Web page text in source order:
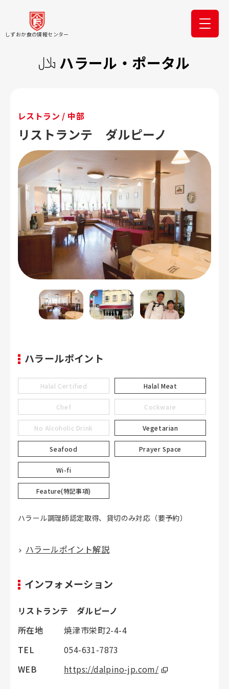
しずおか食の情報センター
ハラール・ポータル
レストラン / 中部
リストランテ ダルピーノ
ハラールポイント
Halal Certified Halal Meat
Chef Cockware
No Alcoholic Drink Vegetarian
Seafood Prayer Space
Wi-fi
Feature(特記事項)
ハラール調理師認定取得、貸切のみ対応（要予約）
ハラールポイント解説
インフォメーション
リストランテ ダルピーノ
所在地
焼津市栄町2-4-4
TEL
054-631-7873
WEB
https://dalpino-jp.com/